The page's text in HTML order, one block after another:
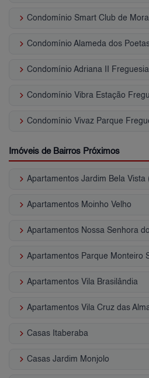
keyboard_arrow_right
keyboard_arrow_right Condomínio Alameda dos
keyboard_arrow_right Condomínio Adriana II
keyboard_arrow_right
keyboard_arrow_right
Imóveis de Bairros Próximos
keyboard_arrow_right Apartamentos Jardim Bela Vista
keyboard_arrow_right Apartamentos Moinho Velho
keyboard_arrow_right Apartamentos Nossa Senhora
keyboard_arrow_right Apartamentos Parque Monteiro
keyboard_arrow_right Apartamentos Vila Brasilândia
keyboard_arrow_right Apartamentos Vila Cruz das
keyboard_arrow_right Casas Itaberaba
keyboard_arrow_right Casas Jardim Monjolo